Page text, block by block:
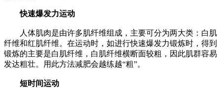
快速爆发力运动
人体肌肉是由许多肌纤维组成，主要可分为两大类：白肌
纤维和红肌纤维。在运动时，如进行快速爆发力锻炼时，得到
锻炼的主要是白肌纤维，白肌纤维横断面较粗，因此肌群容易
发达粗壮。用此方法减肥会越练越“粗”。
短时间运动